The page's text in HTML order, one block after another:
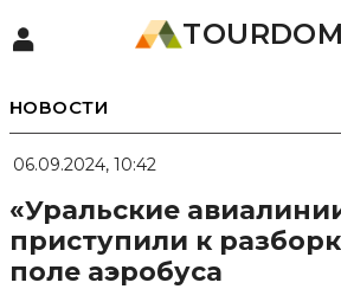
НОВОСТИ
06.09.2024, 10:42
«Уральские
приступили к
поле аэробуса